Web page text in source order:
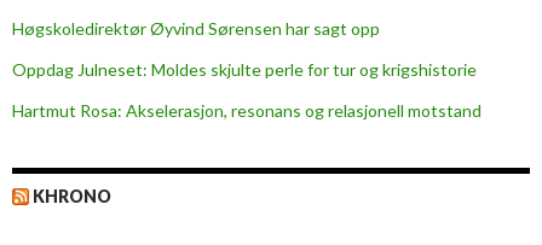
Høgskoledirektør Øyvind Sørensen har sagt opp
Oppdag Julneset: Moldes skjulte perle for tur og krigshistorie
Hartmut Rosa: Akselerasjon, resonans og relasjonell motstand
KHRONO